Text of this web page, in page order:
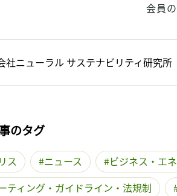
会員
社ニューラル サステナビリティ研究所
のタグ
ス ニュース ビジネス・エ
ティング・ガイドライン・法規制